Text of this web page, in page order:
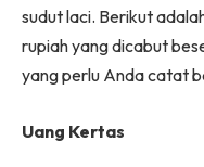
sudut laci. Berikut
rupiah yang dicabut
yang perlu Anda catat
Uang Kertas